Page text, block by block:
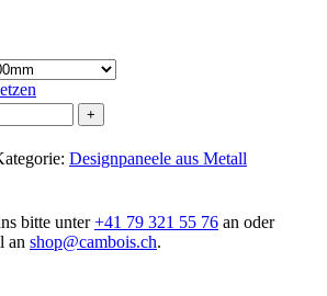
Designpaneele aus Metall
bitte unter+41 79 321 55 76 an oder
an shop@cambois.ch.